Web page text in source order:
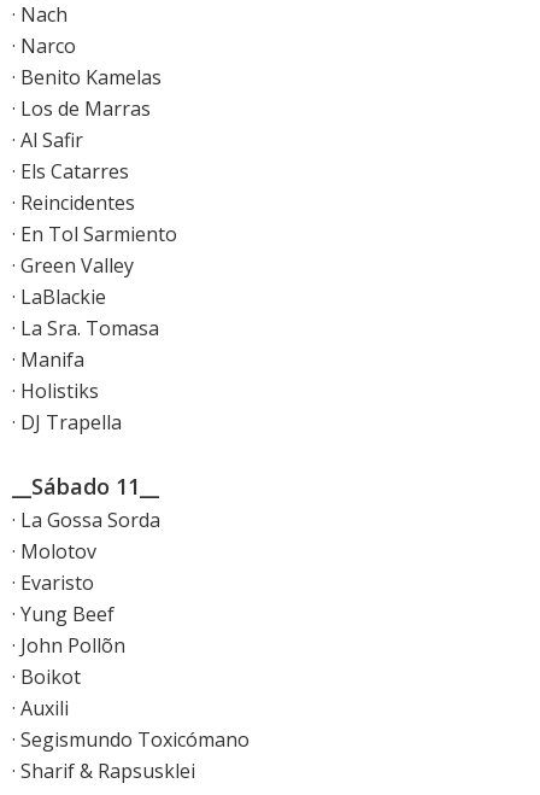
· Nach
· Narco
· Benito Kamelas
· Los de Marras
· Al Safir
· Els Catarres
· Reincidentes
· En Tol Sarmiento
· Green Valley
· LaBlackie
· La Sra. Tomasa
· Manifa
· Holistiks
· DJ Trapella
__Sábado 11__
· La Gossa Sorda
· Molotov
· Evaristo
· Yung Beef
· John Pollõn
· Boikot
· Auxili
· Segismundo Toxicómano
· Sharif & Rapsusklei